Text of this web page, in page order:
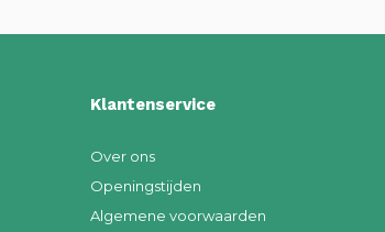
Klantenservice
Over ons
Openingstijden
Algemene voorwaarden